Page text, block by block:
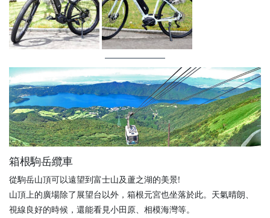
箱根駒岳纜車
從駒岳山頂可以遠望到富士山及蘆之湖的美景!
山頂上的廣場除了展望台以外，箱根元宮也坐落於此。天氣晴朗、
視線良好的時候，還能看見小田原、相模海灣等。